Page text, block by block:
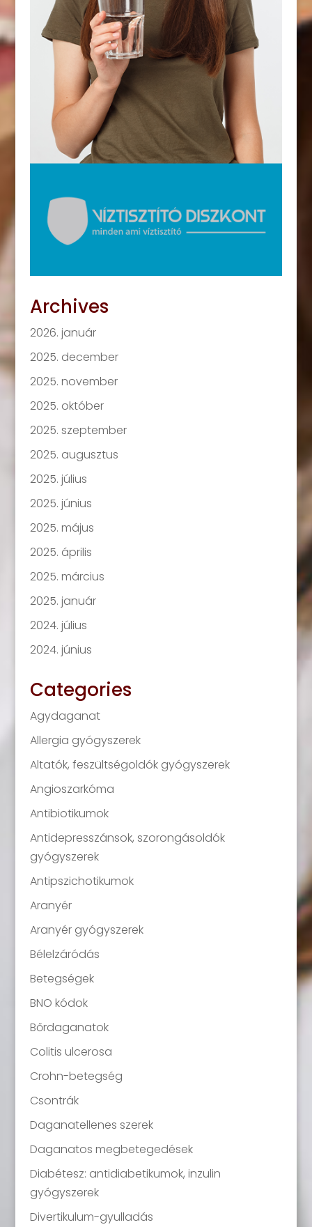
Archives
2026. január
2025. december
2025. november
2025. október
2025. szeptember
2025. augusztus
2025. július
2025. június
2025. május
2025. április
2025. március
2025. január
2024. július
2024. június
Categories
Agydaganat
Allergia gyógyszerek
Altatók, feszültségoldók gyógyszerek
Angioszarkóma
Antibiotikumok
Antidepresszánsok, szorongásoldók
gyógyszerek
Antipszichotikumok
Aranyér
Aranyér gyógyszerek
Bélelzáródás
Betegségek
BNO kódok
Bőrdaganatok
Colitis ulcerosa
Crohn-betegség
Csontrák
Daganatellenes szerek
Daganatos megbetegedések
Diabétesz: antidiabetikumok, inzulin
gyógyszerek
Divertikulum-gyulladás